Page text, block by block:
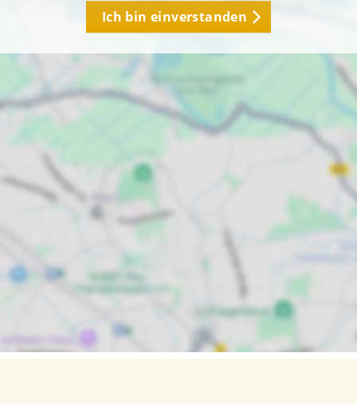
Ich bin einverstanden